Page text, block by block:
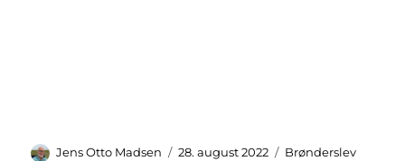
Forfatter
Jens Otto Madsen Udgivet
28. august 2022 Kategorier
Brønderslev